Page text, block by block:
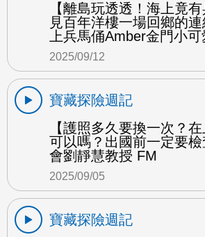
【離島玩透透！海上竟
見百年洋樓一場回鄉的
上兵馬俑Amber金門小
2025/09/12
寶藏探險週記
【護照多久要換一次？
可以嗎？出國前一定要
會劉靜慧教授 FM
2025/09/05
寶藏探險週記